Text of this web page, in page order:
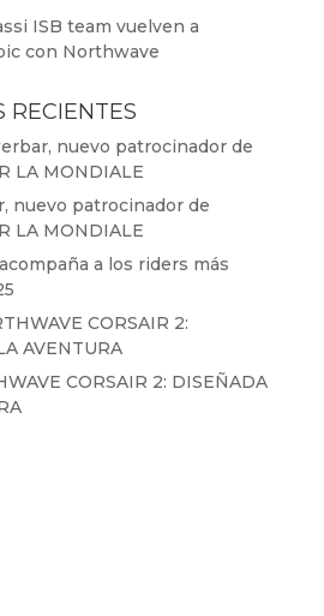
ISB team vuelven a
con Northwave
RECIENTES
nuevo patrocinador de
LA MONDIALE
nuevo patrocinador de
LA MONDIALE
a los riders más
CORSAIR 2:
AVENTURA
CORSAIR 2: DISEÑADA